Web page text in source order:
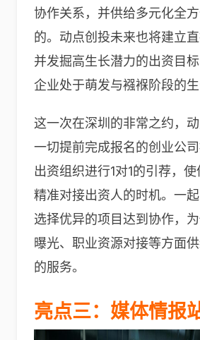
协作关系，并供给多元化全
的。动点创投未来也将建立
并发掘高生长潜力的出资目
企业处于萌发与襁褓阶段的生
这一次在深圳的非常之约，
一切提前完成报名的创业公
出资组织进行1对1的引荐，
精准对接出资人的时机。一
选择优异的项目达到协作，为
曝光、职业资源对接等方面
的服务。
亮点三：媒体情报